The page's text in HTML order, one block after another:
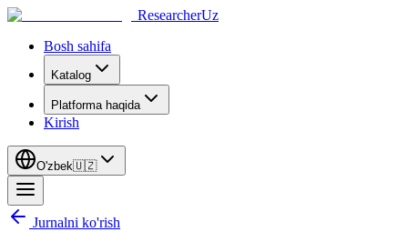
ResearcherUz
Bosh sahifa
Katalog
Platforma haqida
Kirish
O'zbek🇺🇿
Jurnalni ko'rish